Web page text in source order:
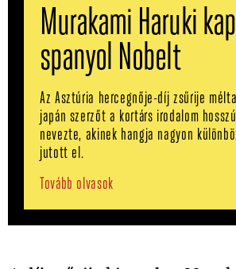
Murakami Haruki
spanyol Nobelt
Az Asztúria hercegnője-díj zsűrije
japán szerzőt a kortárs irodalom
nevezte, akinek hangja nagyon
jutott el.
Tovább olvasok